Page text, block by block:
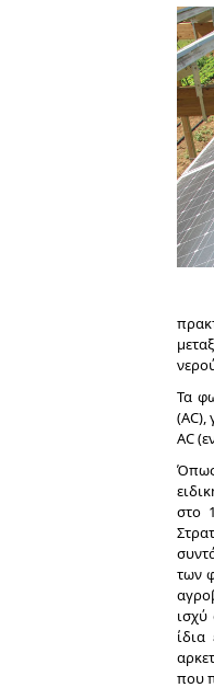
Τα
(AC),
AC
Όπως
στο
των
που